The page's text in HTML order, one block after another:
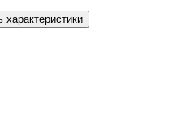
характеристики